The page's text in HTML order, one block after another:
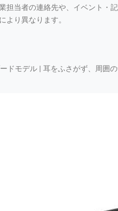
担当者の連絡先や、イベント・
り異なります。
ドモデル | 耳をふさがず、周囲